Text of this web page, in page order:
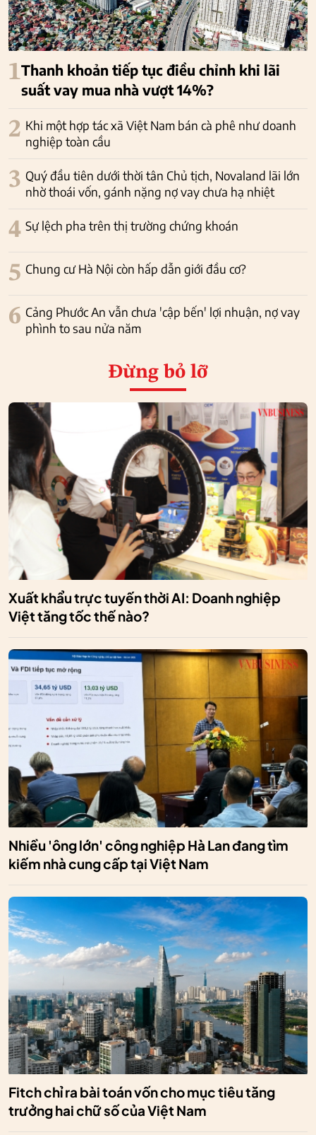
1Thanh khoản tiếp tục điều chỉnh khi lãi
suất vay mua nhà vượt 14%?
2 Khi một hợp tác xã Việt Nam bán cà phê như doanh
nghiệp toàn cầu
3 Quý đầu tiên dưới thời tân Chủ tịch, Novaland lãi lớn
nhờ thoái vốn, gánh nặng nợ vay chưa hạ nhiệt
4 Sự lệch pha trên thị trường chứng khoán
5 Chung cư Hà Nội còn hấp dẫn giới đầu cơ?
6 Cảng Phước An vẫn chưa 'cập bến' lợi nhuận, nợ vay
phình to sau nửa năm
Đừng bỏ lỡ
Xuất khẩu trực tuyến thời AI: Doanh nghiệp
Việt tăng tốc thế nào?
Nhiều 'ông lớn' công nghiệp Hà Lan đang tìm
kiếm nhà cung cấp tại Việt Nam
Fitch chỉ ra bài toán vốn cho mục tiêu tăng
trưởng hai chữ số của Việt Nam